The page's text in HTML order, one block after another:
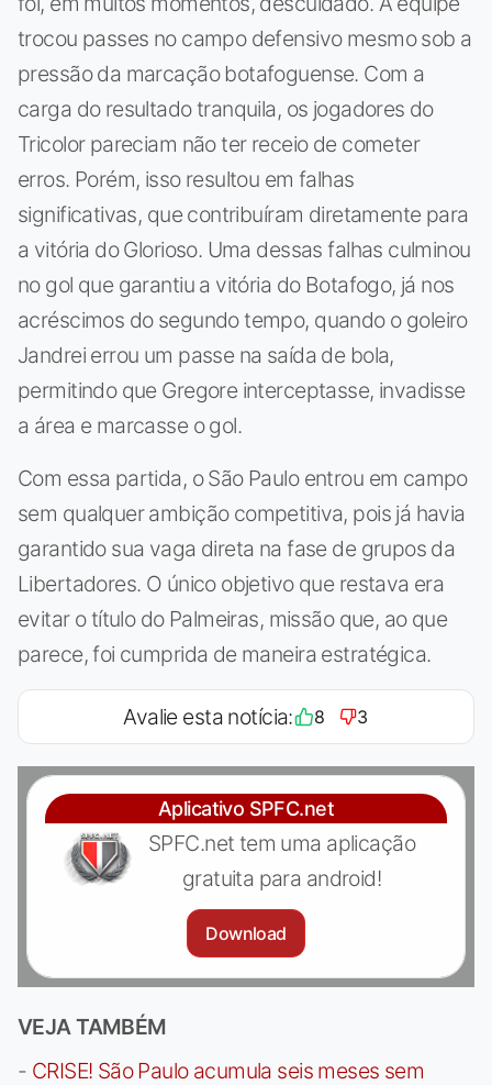
trocou passes no campo defensivo mesmo sob a
pressão da marcação botafoguense. Com a
carga do resultado tranquila, os jogadores do
Tricolor pareciam não ter receio de cometer
erros. Porém, isso resultou em falhas
significativas, que contribuíram diretamente para
a vitória do Glorioso. Uma dessas falhas culminou
no gol que garantiu a vitória do Botafogo, já nos
acréscimos do segundo tempo, quando o goleiro
Jandrei errou um passe na saída de bola,
permitindo que Gregore interceptasse, invadisse
a área e marcasse o gol.
Com essa partida, o São Paulo entrou em campo
sem qualquer ambição competitiva, pois já havia
garantido sua vaga direta na fase de grupos da
Libertadores. O único objetivo que restava era
evitar o título do Palmeiras, missão que, ao que
parece, foi cumprida de maneira estratégica.
Avalie esta notícia: 8 3
Aplicativo SPFC.net
SPFC.net tem uma aplicação
gratuita para android!
Download
VEJA TAMBÉM
- CRISE! São Paulo acumula seis meses sem